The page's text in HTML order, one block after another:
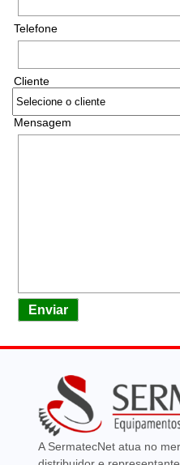
Telefone
Cliente
Mensagem
Enviar
A SermatecNet atua no